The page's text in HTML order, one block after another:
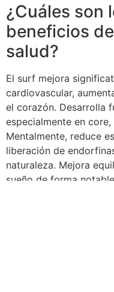
¿Cuáles son
beneficios
salud?
El surf mejora
cardiovascular,
el corazón. Desarrolla
especialmente en
Mentalmente, reduce
liberación de
naturaleza. Mejora
sueño de forma